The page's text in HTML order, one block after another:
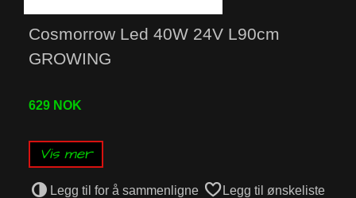
Cosmorrow Led 40W 24V L90cm
GROWING
629 NOK
Vis mer
Legg til for å sammenligne Legg til ønskeliste